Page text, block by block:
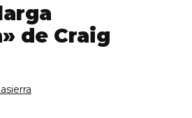
de Craig